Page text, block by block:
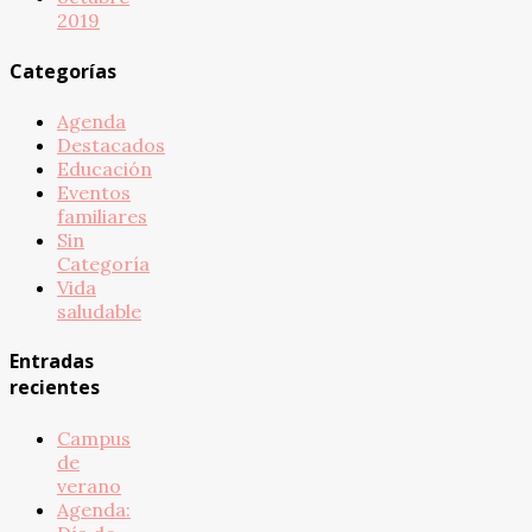
2019
Categorías
Agenda
Destacados
Educación
Eventos
familiares
Sin
Categoría
Vida
saludable
Entradas
recientes
Campus
de
verano
Agenda: